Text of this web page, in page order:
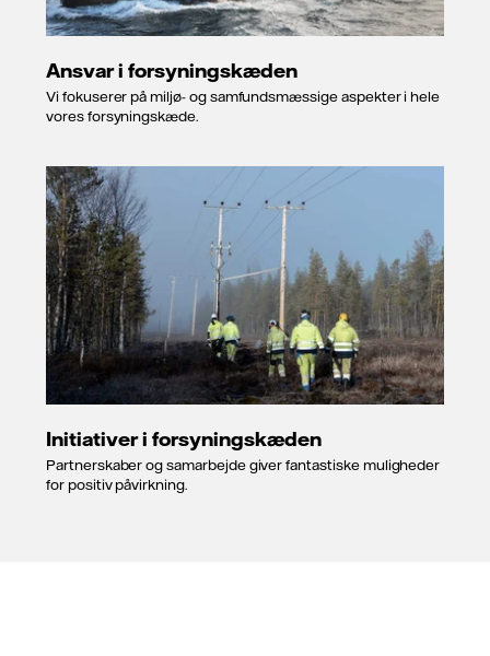
Ansvar i forsyningskæden
Vi fokuserer på miljø- og samfundsmæssige aspekter i hele
vores forsyningskæde.
Initiativer i forsyningskæden
Partnerskaber og samarbejde giver fantastiske muligheder
for positiv påvirkning.